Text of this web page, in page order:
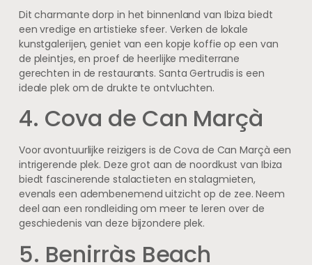
Dit charmante dorp in het binnenland van Ibiza biedt
een vredige en artistieke sfeer. Verken de lokale
kunstgalerijen, geniet van een kopje koffie op een van
de pleintjes, en proef de heerlijke mediterrane
gerechten in de restaurants. Santa Gertrudis is een
ideale plek om de drukte te ontvluchten.
4. Cova de Can Marçà
Voor avontuurlijke reizigers is de Cova de Can Marçà een
intrigerende plek. Deze grot aan de noordkust van Ibiza
biedt fascinerende stalactieten en stalagmieten,
evenals een adembenemend uitzicht op de zee. Neem
deel aan een rondleiding om meer te leren over de
geschiedenis van deze bijzondere plek.
5. Benirràs Beach